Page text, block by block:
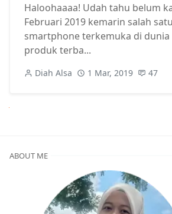
Haloohaaaa! Udah tahu belum
Februari 2019 kemarin salah
smartphone terkemuka di
produk terba...
Diah Alsa 1 Mar, 2019 47
ABOUT ME